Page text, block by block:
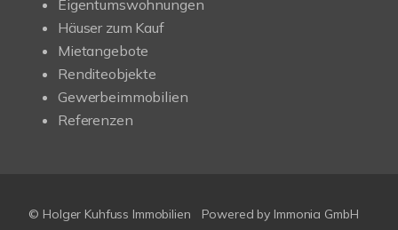
Eigentumswohnungen
Häuser zum Kauf
Mietangebote
Renditeobjekte
Gewerbeimmobilien
Referenzen
© Holger Kuhfuss Immobilien Powered by Immonia GmbH